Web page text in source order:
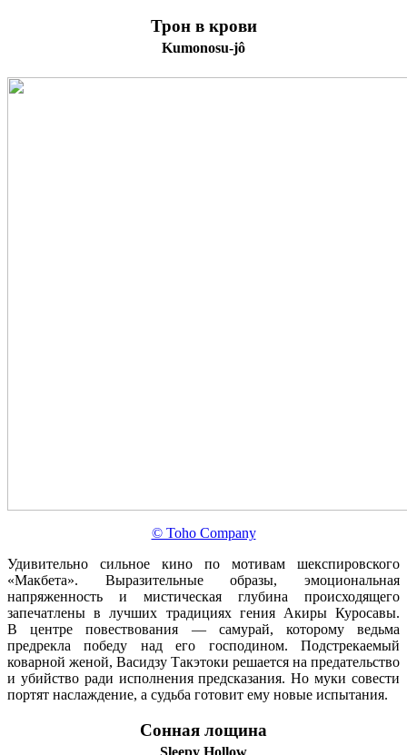
Трон в крови
Kumonosu-jô
© Toho Company
Удивительно сильное кино по мотивам шекспировского
«Макбета». Выразительные образы, эмоциональная
напряженность и мистическая глубина происходящего
запечатлены в лучших традициях гения Акиры Куросавы.
В центре повествования — самурай, которому ведьма
предрекла победу над его господином. Подстрекаемый
коварной женой, Васидзу Такэтоки решается на предательство
и убийство ради исполнения предсказания. Но муки совести
портят наслаждение, а судьба готовит ему новые испытания.
Сонная лощина
Sleepy Hollow